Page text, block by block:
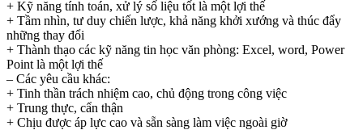
+ Kỹ năng tính toán, xử lý số liệu tốt là một lợi thế
+ Tầm nhìn, tư duy chiến lược, khả năng khởi xướng và thúc đẩy
những thay đổi
+ Thành thạo các kỹ năng tin học văn phòng: Excel, word, Power
Point là một lợi thế
– Các yêu cầu khác:
+ Tinh thần trách nhiệm cao, chủ động trong công việc
+ Trung thực, cẩn thận
+ Chịu được áp lực cao và sẵn sàng làm việc ngoài giờ